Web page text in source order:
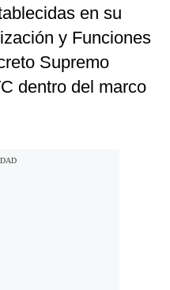
en su
y Funciones
Supremo
dentro del marco